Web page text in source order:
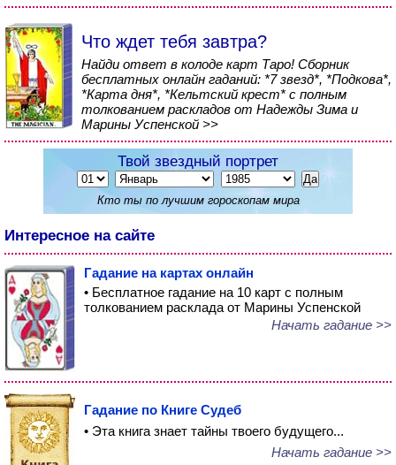
Что ждет тебя завтра?
Найди ответ в колоде карт Таро! Сборник
бесплатных онлайн гаданий: *7 звезд*, *Подкова*,
*Карта дня*, *Кельтский крест* с полным
толкованием раскладов от Надежды Зима и
Марины Успенской >>
Твой звездный портрет
Кто ты по лучшим гороскопам мира
Интересное на сайте
Гадание на картах онлайн
• Бесплатное гадание на 10 карт с полным
толкованием расклада от Марины Успенской
Начать гадание >>
Гадание по Книге Судеб
• Эта книга знает тайны твоего будущего...
Начать гадание >>